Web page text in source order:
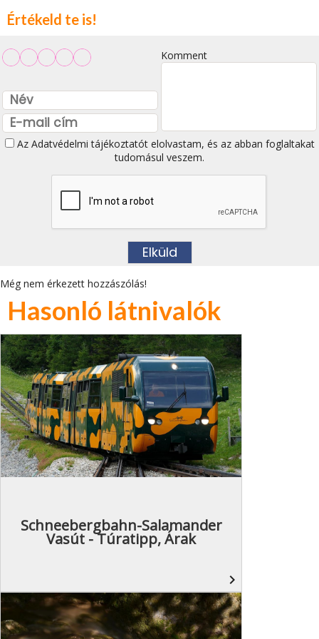
Értékeld te is!
Komment
Az Adatvédelmi tájékoztatótelolvastam, és az abban foglaltakat
tudomásul veszem.
Még nem érkezett hozzászólás!
Hasonló látnivalók
Schneebergbahn-Salamander
Vasút - Túratipp, Árak
navigate_next